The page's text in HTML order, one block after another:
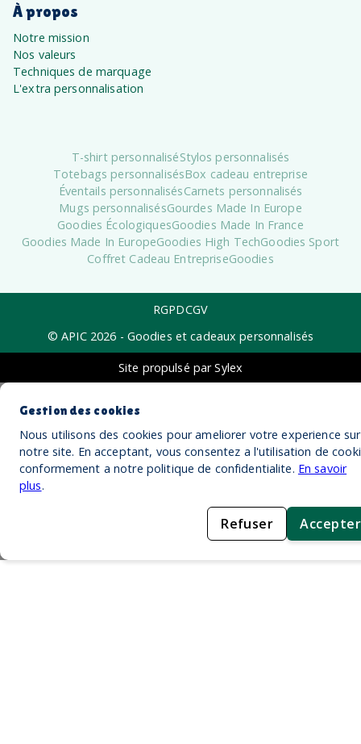
À propos
Notre mission
Nos valeurs
Techniques de marquage
L'extra personnalisation
T-shirt personnaliséStylos personnalisés
Totebags personnalisésBox cadeau entreprise
Éventails personnalisésCarnets personnalisés
Mugs personnalisésGourdes Made In Europe
Goodies ÉcologiquesGoodies Made In France
Goodies Made In EuropeGoodies High TechGoodies Sport
Coffret Cadeau EntrepriseGoodies
RGPDCGV
© APIC 2026 - Goodies et cadeaux personnalisés
Site propulsé par Sylex
Gestion des cookies
Nous utilisons des cookies pour ameliorer votre experience sur
notre site. En acceptant, vous consentez a l'utilisation de
conformement a notre politique de confidentialite. En savoir
plus.
Refuser Accepter